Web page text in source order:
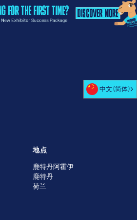
地点
鹿特丹阿霍伊
鹿特丹
荷兰
中文 (简体)